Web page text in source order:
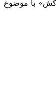
با موضوع